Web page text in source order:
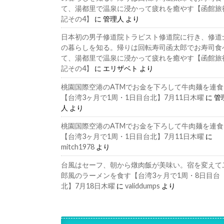
て、湯都里で温泉に浸かって疲れを癒やす【函館旅
記その4】
に 管理人 より
日本初の男子修道院トラピスト修道院に行き、修道
の暮らしを知る。帰りは回転寿司函太郎でお寿司食
て、湯都里で温泉に浸かって疲れを癒やす【函館旅
記その4】
に エリザベト より
桃園国際空港のATMでお金を下ろして牛肉麺を連食
【台湾3ヶ月で1周・1日目台北】7月11日木曜 に 管
人 より
桃園国際空港のATMでお金を下ろして牛肉麺を連食
【台湾3ヶ月で1周・1日目台北】7月11日木曜 に
mitch1978 より
台風はセーフ、朝から燉肉飯が美味い。宿を変えて
郎風のラーメンを食す【台湾3ヶ月で1周・8日目台
北】7月18日木曜 に validdumps より